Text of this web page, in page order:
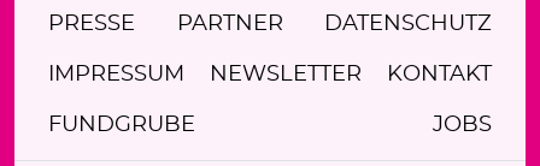
PRESSE PARTNER DATENSCHUTZ
IMPRESSUM NEWSLETTER KONTAKT
FUNDGRUBE JOBS